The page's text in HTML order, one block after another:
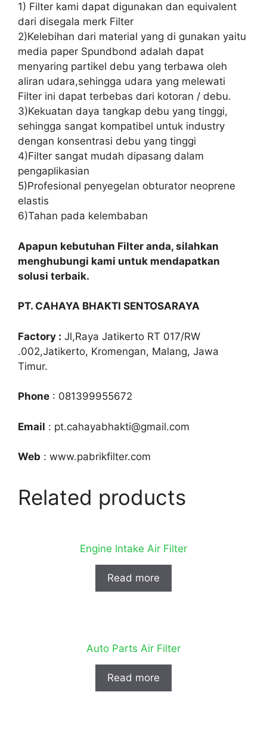
1) Filter kami dapat digunakan dan equivalent
dari disegala merk Filter
2)Kelebihan dari material yang di gunakan yaitu
media paper Spundbond adalah dapat
menyaring partikel debu yang terbawa oleh
aliran udara,sehingga udara yang melewati
Filter ini dapat terbebas dari kotoran / debu.
3)Kekuatan daya tangkap debu yang tinggi,
sehingga sangat kompatibel untuk industry
dengan konsentrasi debu yang tinggi
4)Filter sangat mudah dipasang dalam
pengaplikasian
5)Profesional penyegelan obturator neoprene
elastis
6)Tahan pada kelembaban
Apapun kebutuhan Filter anda, silahkan
menghubungi kami untuk mendapatkan
solusi terbaik.
PT. CAHAYA BHAKTI SENTOSARAYA
Factory : Jl,Raya Jatikerto RT 017/RW
.002,Jatikerto, Kromengan, Malang, Jawa
Timur.
Phone : 081399955672
Email : pt.cahayabhakti@gmail.com
Web : www.pabrikfilter.com
Related products
Engine Intake Air Filter
Read more
Auto Parts Air Filter
Read more